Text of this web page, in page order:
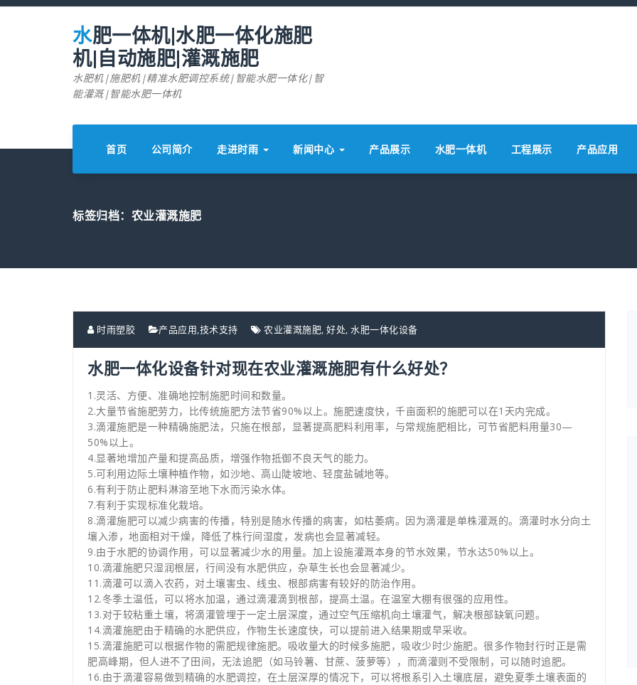
跳
水肥一体机|水肥一体化施肥
机|自动施肥|灌溉施肥
水肥机|施肥机|精准水肥调控系统|智能水肥一体化|智
能灌溉|智能水肥一体机
首页 公司简介 走进时雨 新闻中心 产品展示 水肥一体机 工程展示 产品应用
标签归档：农业灌溉施肥
时雨塑胶 产品应用,技术支持 农业灌溉施肥, 好处, 水肥一体化设备
水肥一体化设备针对现在农业灌溉施肥有什么好处？
1.灵活、方便、准确地控制施肥时间和数量。
2.大量节省施肥劳力，比传统施肥方法节省90%以上。施肥速度快，千亩面积的施肥可以在1天内完成。
3.滴灌施肥是一种精确施肥法，只施在根部，显著提高肥料利用率，与常规施肥相比，可节省肥料用量30—
50%以上。
4.显著地增加产量和提高品质，增强作物抵御不良天气的能力。
5.可利用边际土壤种植作物，如沙地、高山陡坡地、轻度盐碱地等。
6.有利于防止肥料淋溶至地下水而污染水体。
7.有利于实现标准化栽培。
8.滴灌施肥可以减少病害的传播，特别是随水传播的病害，如枯萎病。因为滴灌是单株灌溉的。滴灌时水分向土
壤入渗，地面相对干燥，降低了株行间湿度，发病也会显著减轻。
9.由于水肥的协调作用，可以显著减少水的用量。加上设施灌溉本身的节水效果，节水达50%以上。
10.滴灌施肥只湿润根层，行间没有水肥供应，杂草生长也会显著减少。
11.滴灌可以滴入农药，对土壤害虫、线虫、根部病害有较好的防治作用。
12.冬季土温低，可以将水加温，通过滴灌滴到根部，提高土温。在温室大棚有很强的应用性。
13.对于较粘重土壤，将滴灌管埋于一定土层深度，通过空气压缩机向土壤灌气，解决根部缺氧问题。
14.滴灌施肥由于精确的水肥供应，作物生长速度快，可以提前进入结果期或早采收。
15.滴灌施肥可以根据作物的需肥规律施肥。吸收量大的时候多施肥，吸收少时少施肥。很多作物封行时正是需
肥高峰期，但人进不了田间，无法追肥（如马铃薯、甘蔗、菠萝等），而滴灌则不受限制，可以随时追肥。
16.由于滴灌容易做到精确的水肥调控，在土层深厚的情况下，可以将根系引入土壤底层，避免夏季土壤表面的